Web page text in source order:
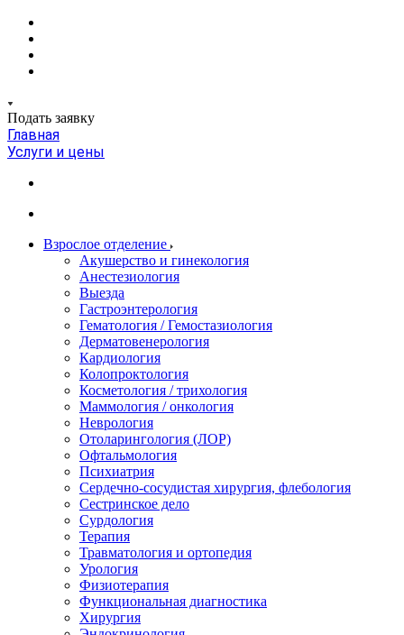
Подать заявку
Главная
Услуги и цены
Взрослое отделение
Акушерство и гинекология
Анестезиология
Выезда
Гастроэнтерология
Гематология / Гемостазиология
Дерматовенерология
Кардиология
Колопроктология
Косметология / трихология
Маммология / онкология
Неврология
Отоларингология (ЛОР)
Офтальмология
Психиатрия
Сердечно-сосудистая хирургия, флебология
Сестринское дело
Сурдология
Терапия
Травматология и ортопедия
Урология
Физиотерапия
Функциональная диагностика
Хирургия